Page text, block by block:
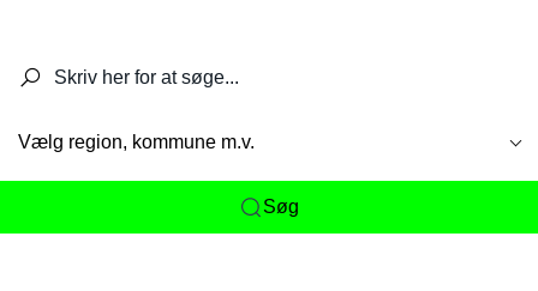
Vælg region, kommune m.v.
Søg